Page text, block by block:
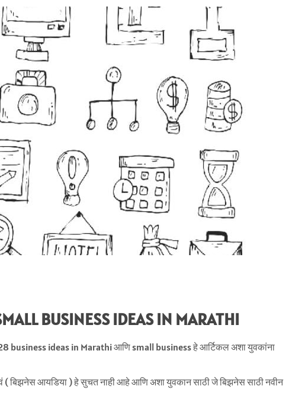
BUSINESS IDEAS IN MARATHI
business ideas in Marathi आणि small business हे आर्टिकल अशा युवकांना
बिझनेस आयडिया ) हे सुचत नाही आहे आणि अशा युवकान साठी जे बिझनेस साठी नवीन